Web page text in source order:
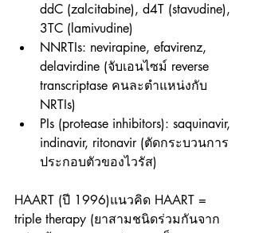
ddC (zalcitabine), d4T (stavudine),
3TC (lamivudine)
NNRTIs: nevirapine, efavirenz,
delavirdine (จับเอนไซม์ reverse
transcriptase คนละตำแหน่งกับ
NRTIs)
PIs (protease inhibitors): saquinavir,
indinavir, ritonavir (ตัดกระบวนการ
ประกอบตัวของไวรัส)
HAART (ปี 1996)แนวคิด HAART =
triple therapy (ยาสามชนิดร่วมกันจาก